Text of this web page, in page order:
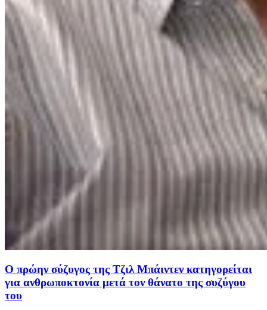
Ο πρώην σύζυγος της Τζιλ Μπάιντεν κατηγορείται
για ανθρωποκτονία μετά τον θάνατο της συζύγου
του